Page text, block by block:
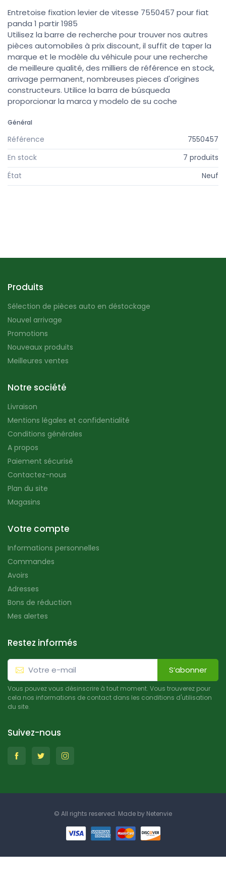
Entretoise fixation levier de vitesse 7550457 pour fiat
panda 1 partir 1985
Utilisez la barre de recherche pour trouver nos autres
pièces automobiles à prix discount, il suffit de taper la
marque et le modèle du véhicule pour une recherche
de meilleure qualité, des milliers de référence en stock,
arrivage permanent, nombreuses pieces d'origines
constructeurs. Utilice la barra de búsqueda
proporcionar la marca y modelo de su coche
Général
Référence
7550457
En stock
7 produits
État
Neuf
Produits
Sélection de pièces auto en déstockage
Nouvel arrivage
Promotions
Nouveaux produits
Meilleures ventes
Notre société
Livraison
Mentions légales et confidentialité
Conditions générales
A propos
Paiement sécurisé
Contactez-nous
Plan du site
Magasins
Votre compte
Informations personnelles
Commandes
Avoirs
Adresses
Bons de réduction
Mes alertes
Restez informés
S’abonner
Vous pouvez vous désinscrire à tout moment. Vous trouverez pour
cela nos informations de contact dans les conditions d'utilisation
du site.
Suivez-nous
© All rights reserved. Made by Netenvie